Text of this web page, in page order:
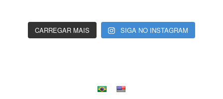
CARREGAR MAIS SIGA NO INSTAGRAM